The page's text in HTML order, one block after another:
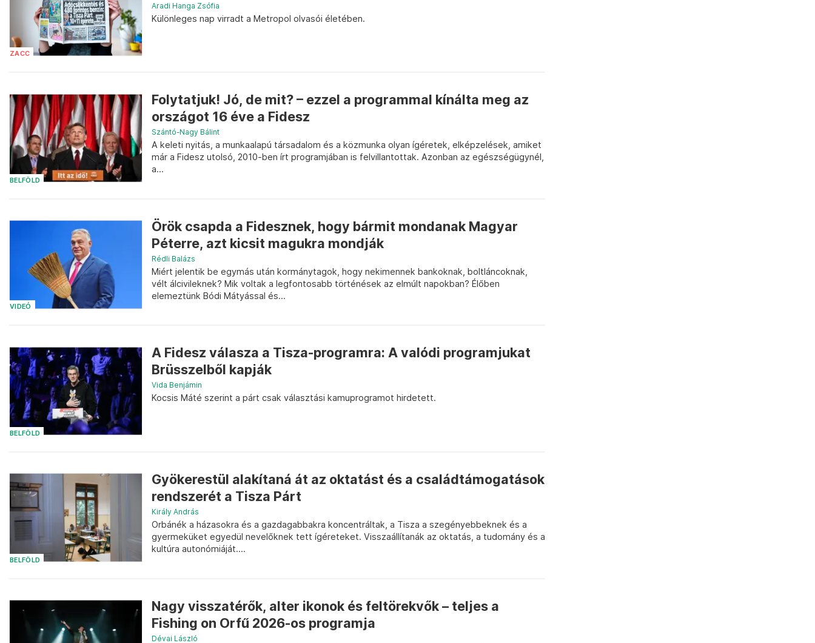
ZACC
Aradi Hanga Zsófia
Különleges nap virradt a Metropol olvasói életében.
BELFÖLD
Folytatjuk! Jó, de mit? – ezzel a programmal kínálta meg az
országot 16 éve a Fidesz
Szántó-Nagy Bálint
A keleti nyitás, a munkaalapú társadalom és a közmunka olyan ígéretek, elképzelések, amiket
már a Fidesz utolsó, 2010-ben írt programjában is felvillantottak. Azonban az egészségügynél,
a...
VIDEÓ
Örök csapda a Fidesznek, hogy bármit mondanak Magyar
Péterre, azt kicsit magukra mondják
Rédli Balázs
Miért jelentik be egymás után kormánytagok, hogy nekimennek bankoknak, boltláncoknak,
vélt álcivileknek? Mik voltak a legfontosabb történések az elmúlt napokban? Élőben
elemeztünk Bódi Mátyással és...
BELFÖLD
A Fidesz válasza a Tisza-programra: A valódi programjukat
Brüsszelből kapják
Vida Benjámin
Kocsis Máté szerint a párt csak választási kamuprogramot hirdetett.
BELFÖLD
Gyökerestül alakítaná át az oktatást és a családtámogatások
rendszerét a Tisza Párt
Király András
Orbánék a házasokra és a gazdagabbakra koncentráltak, a Tisza a szegényebbeknek és a
gyermeküket egyedül nevelőknek tett ígéreteket. Visszaállítanák az oktatás, a tudomány és a
kultúra autonómiáját....
Nagy visszatérők, alter ikonok és feltörekvők – teljes a
Fishing on Orfű 2026-os programja
Dévai László